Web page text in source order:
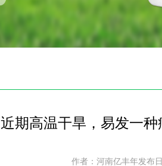
近期高温干旱，易发一种
作者：河南亿丰年发布